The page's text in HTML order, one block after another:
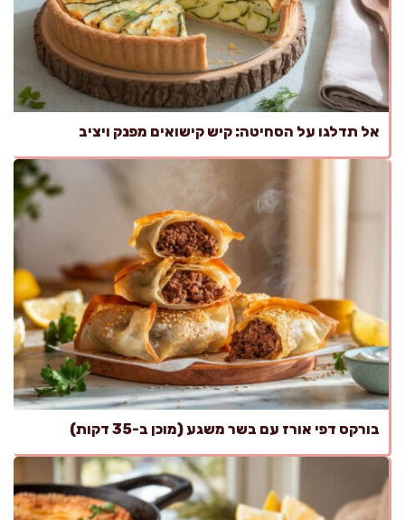
אל תדלגו על הסחיטה: קיש קישואים מפנק ויציב
בורקס דפי אורז עם בשר משגע (מוכן ב-35 דקות)